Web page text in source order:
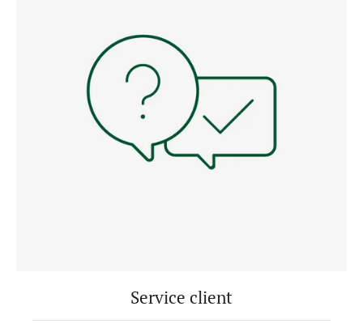
Service client